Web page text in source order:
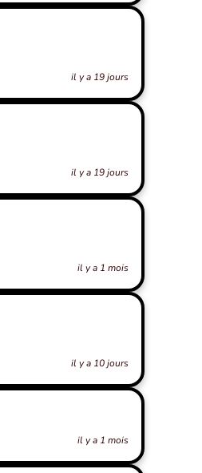
il y a 19 jours
il y a 19 jours
il y a 1 mois
il y a 10 jours
il y a 1 mois